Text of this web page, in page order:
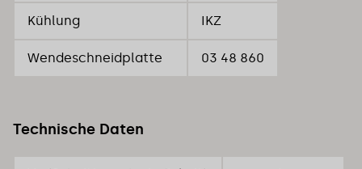
Kühlung IKZ
Wendeschneidplatte 03 48 860
Technische Daten